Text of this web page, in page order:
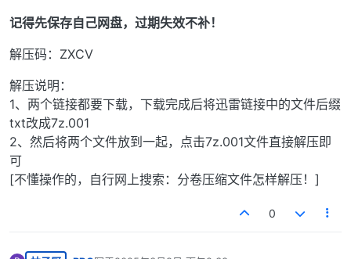
记得先保存自己网盘，过期失效不补！
解压码：ZXCV
解压说明：
1、两个链接都要下载，下载完成后将迅雷链接中的文件后缀
txt改成7z.001
2、然后将两个文件放到一起，点击7z.001文件直接解压即
可
[不懂操作的，自行网上搜索：分卷压缩文件怎样解压！]
0